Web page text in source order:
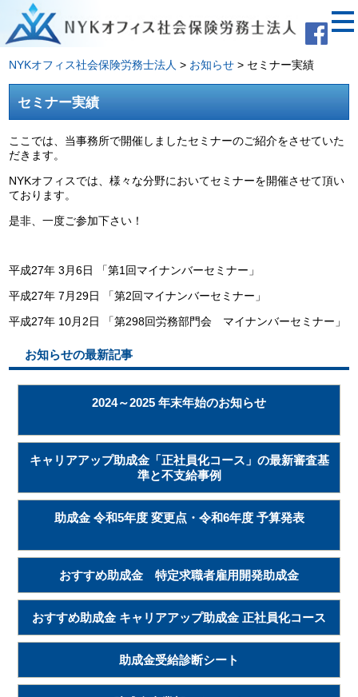
NYKオフィス社会保険労務士法人 > お知らせ > セミナー実績
セミナー実績
ここでは、当事務所で開催しましたセミナーのご紹介をさせていた
だきます。
NYKオフィスでは、様々な分野においてセミナーを開催させて頂い
ております。
是非、一度ご参加下さい！
平成27年 3月6日 「第1回マイナンバーセミナー」
平成27年 7月29日 「第2回マイナンバーセミナー」
平成27年 10月2日 「第298回労務部門会 マイナンバーセミナー」
お知らせの最新記事
2024～2025 年末年始のお知らせ
キャリアアップ助成金「正社員化コース」の最新審査基
準と不支給事例
助成金 令和5年度 変更点・令和6年度 予算発表
おすすめ助成金 特定求職者雇用開発助成金
おすすめ助成金 キャリアアップ助成金 正社員化コース
助成金受給診断シート